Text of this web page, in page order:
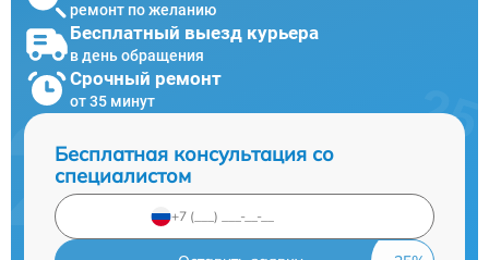
ремонт по желанию
Бесплатный выезд курьера
в день обращения
Срочный ремонт
от 35 минут
Бесплатная консультация со
специалистом